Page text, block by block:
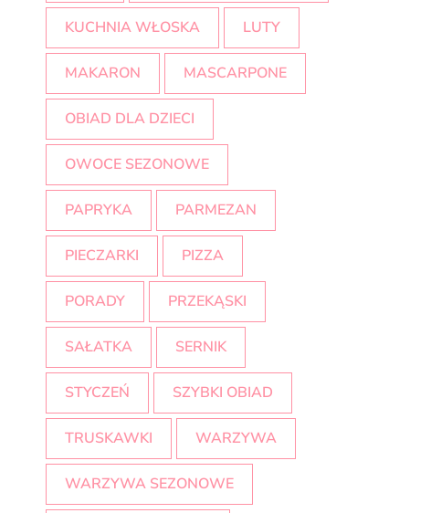
KUCHNIA WŁOSKA LUTY
MAKARON MASCARPONE
OBIAD DLA DZIECI
OWOCE SEZONOWE
PAPRYKA PARMEZAN
PIECZARKI PIZZA
PORADY PRZEKĄSKI
SAŁATKA SERNIK
STYCZEŃ SZYBKI OBIAD
TRUSKAWKI WARZYWA
WARZYWA SEZONOWE